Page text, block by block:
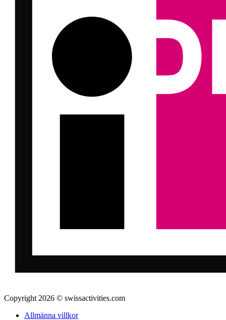
Copyright 2026 © swissactivities.com
Allmänna villkor